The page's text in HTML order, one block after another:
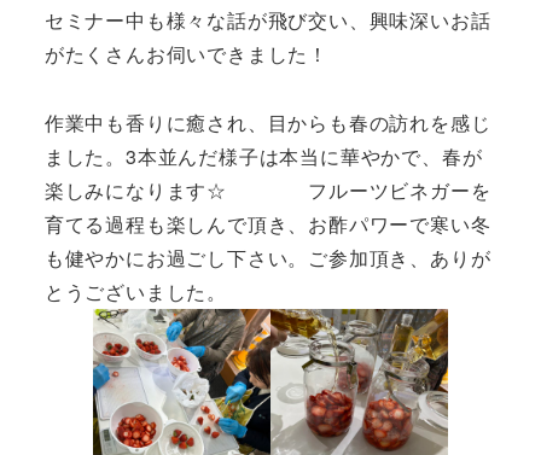
セミナー中も様々な話が飛び交い、興味深いお話
がたくさんお伺いできました！
作業中も香りに癒され、目からも春の訪れを感じ
ました。3本並んだ様子は本当に華やかで、春が
楽しみになります☆ フルーツビネガーを
育てる過程も楽しんで頂き、お酢パワーで寒い冬
も健やかにお過ごし下さい。ご参加頂き、ありが
とうございました。